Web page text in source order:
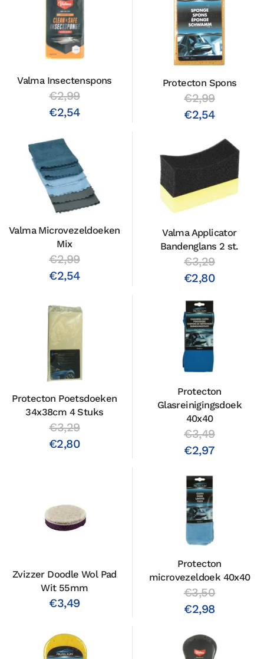
Valma Insectenspons
€2,99
€2,54
Protecton Spons
€2,99
€2,54
Valma Microvezeldoeken
Mix
€2,99
€2,54
Valma Applicator
Bandenglans 2 st.
€3,29
€2,80
Protecton Poetsdoeken
34x38cm 4 Stuks
€3,29
€2,80
Protecton
Glasreinigingsdoek
40x40
€3,49
€2,97
Zvizzer Doodle Wol Pad
Wit 55mm
€3,49
Protecton
microvezeldoek 40x40
€3,50
€2,98